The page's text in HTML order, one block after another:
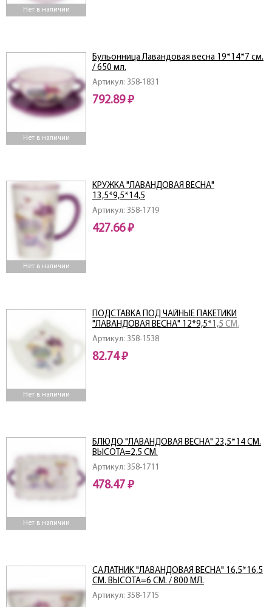
Нет в наличии
Нет в наличии
Артикул: 358-1831
Бульонница Лавандовая весна 19*14*7 см.
/ 650 мл.
792.89 ₽
Нет в наличии
Артикул: 358-1719
КРУЖКА "ЛАВАНДОВАЯ ВЕСНА"
13,5*9,5*14,5
427.66 ₽
Нет в наличии
Артикул: 358-1538
ПОДСТАВКА ПОД ЧАЙНЫЕ ПАКЕТИКИ
"ЛАВАНДОВАЯ ВЕСНА" 12*9,5*1,5 СМ.
(КОР=144ШТ.)
82.74 ₽
Нет в наличии
Артикул: 358-1711
БЛЮДО "ЛАВАНДОВАЯ ВЕСНА" 23,5*14 СМ.
ВЫСОТА=2,5 СМ.
478.47 ₽
Артикул: 358-1715
САЛАТНИК "ЛАВАНДОВАЯ ВЕСНА" 16,5*16,5
СМ. ВЫСОТА=6 СМ. / 800 МЛ.